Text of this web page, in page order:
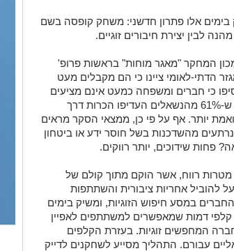
בימים אלו פתרון חדשני: משחק קופסה בשם
לבין יצירת חיבורים זוגיים.
המחקר "מאגר מוחות" בראשות פרופ'
במגזר הדתי-לאומי ציינו כי הם מקבלים מעט
ו-67% מהם הוסיפו כי חברים ומשפחה כמעט אינם מציעים
עבורם התאמות. זאת, למרות העובדה ש-61% מהנשאלים העדיפו הכרות דרך
יותר. אף על פי כן, ממצאי הסקר מראים
נרתעים מהשדכנות בשל חוסר ידע או ביטחון
פחות שידוכים, יותר רווקים.
מטרות רווח, אשר הוקם מתוך קולם של
להוביל אחריות ציבורית והשתתפות
במסע חיפוש הזוגיות, ומשיק בימים
דמות שמאפשרים למשתתפים לאפיין
המחפשים זוגיות. בעזרת הקלפים
עבורם. התהליך מסייע לשחקנים לדייק